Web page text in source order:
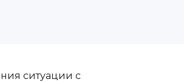
ситуации с